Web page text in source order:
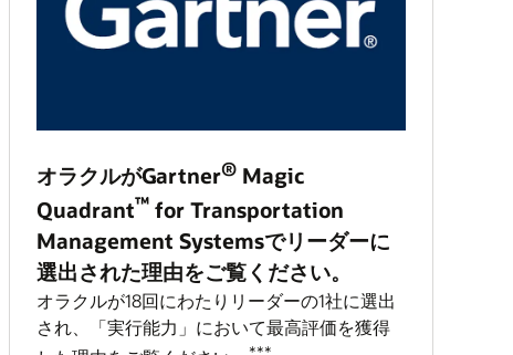
オラクルがGartner® Magic
Quadrant™ for Transportation
Management Systemsでリーダーに
選出された理由をご覧ください。
オラクルが18回にわたりリーダーの1社に選出
され、「実行能力」において最高評価を獲得